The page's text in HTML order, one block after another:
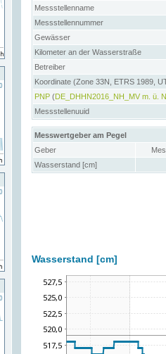
Messstellenname
Messstellennummer
Gewässer
Kilometer an der Wasserstraße
Betreiber
Koordinate (Zone 33N, ETRS 1989,
PNP (DE_DHHN2016_NH_MV m. ü.
Messstellenuuid
Messwertgeber am Pegel
Geber
Wasserstand [cm]
Wasserstand [cm]